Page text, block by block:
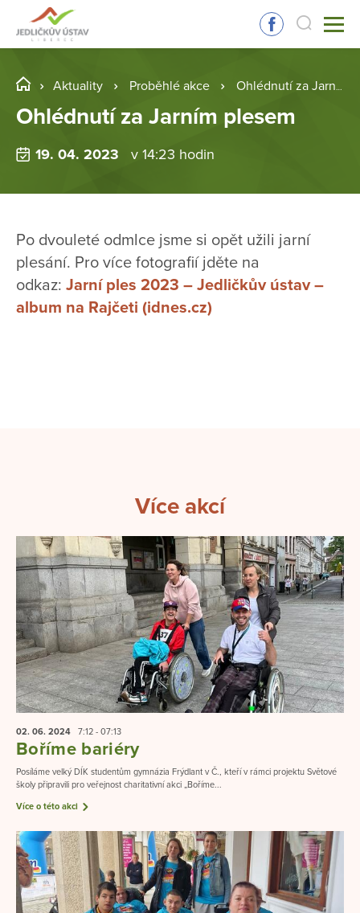
Aktuality Proběhlé akce Ohlédnutí za Jarním plesem
Ohlédnutí za Jarním plesem
19. 04. 2023 v 14:23 hodin
Po dvouleté odmlce jsme si opět užili jarní
plesání. Pro více fotografií jděte na
odkaz: Jarní ples 2023 – Jedličkův ústav –
album na Rajčeti (idnes.cz)
Více akcí
02. 06. 2024 7:12 - 07:13
Boříme bariéry
Posíláme velký DÍK studentům gymnázia Frýdlant v Č., kteří v rámci projektu Světové
školy připravili pro veřejnost charitativní akci „Boříme...
Více o této akci